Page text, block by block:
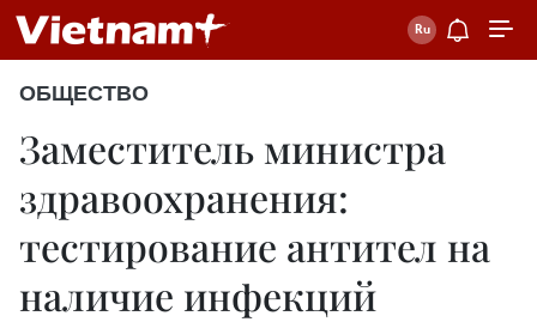
ОБЩЕСТВО
Заместитель министра
здравоохранения:
тестирование антител на
наличие инфекций